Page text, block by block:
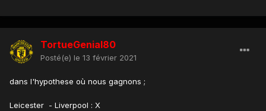
TortueGenial80
Posté(e) le 13 février 2021
dans l'hypothese où nous gagnons ;
Leicester - Liverpool : X